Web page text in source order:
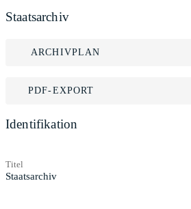
Staatsarchiv
ARCHIVPLAN
PDF-EXPORT
Identifikation
Titel
Staatsarchiv